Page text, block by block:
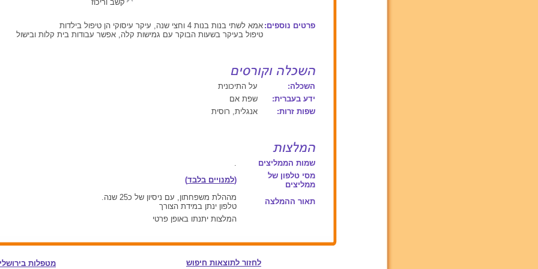
קשב וריכוז
פרטים נוספים: אמא לשתי בנות בנות 4 וחצי שנה, עיקר עיסוקי הן טיפול בילדות
טיפול בעיקר בשעות הבוקר עם גמישות קלה, אפשר עבודות בית קלות ובישול
השכלה:
על התיכונית
ידע בעברית:
שפת אם
שפות זרות:
אנגלית, רוסית
שמות הממליצים
.
מסי טלפון של
ממליצים
(למנויים בלבד)
תאור ההמלצה
מההלת משפחתון, עם ניסיון של כ25 שנה.
טלפון ינתן במידת הצורך
המלצות יתנתו באופן פרטי
לחזור לתוצאות חיפוש מטפלות